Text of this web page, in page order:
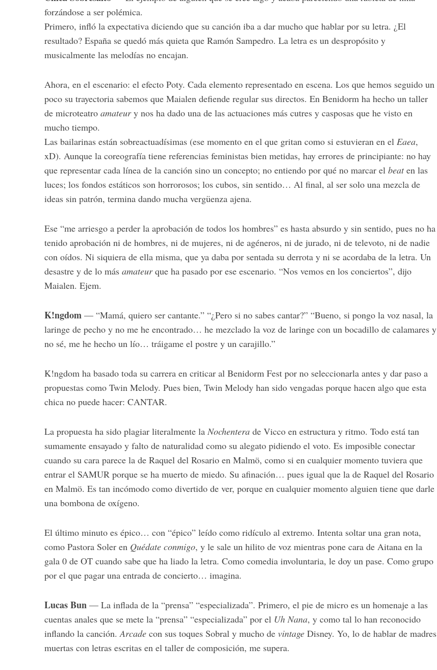
forzándose a ser polémica.
Primero, infló la expectativa diciendo que su canción iba a dar mucho que hablar por su letra. ¿El
resultado? España se quedó más quieta que Ramón Sampedro. La letra es un despropósito y
musicalmente las melodías no encajan.
Ahora, en el escenario: el efecto Poty. Cada elemento representado en escena. Los que hemos seguido un
poco su trayectoria sabemos que Maialen defiende regular sus directos. En Benidorm ha hecho un taller
de microteatro amateury nos ha dado una de las actuaciones más cutres y casposas que he visto en
mucho tiempo.
Las bailarinas están sobreactuadísimas (ese momento en el que gritan como si estuvieran en el Eaea,
xD). Aunque la coreografía tiene referencias feministas bien metidas, hay errores de principiante: no hay
que representar cada línea de la canción sino un concepto; no entiendo por qué no marcar el beaten las
luces; los fondos estáticos son horrorosos; los cubos, sin sentido… Al final, al ser solo una mezcla de
ideas sin patrón, termina dando mucha vergüenza ajena.
Ese “me arriesgo a perder la aprobación de todos los hombres” es hasta absurdo y sin sentido, pues no ha
tenido aprobación ni de hombres, ni de mujeres, ni de agéneros, ni de jurado, ni de televoto, ni de nadie
con oídos. Ni siquiera de ella misma, que ya daba por sentada su derrota y ni se acordaba de la letra. Un
desastre y de lo más amateurque ha pasado por ese escenario. “Nos vemos en los conciertos”, dijo
Maialen. Ejem.
K!ngdom — “Mamá, quiero ser cantante.” “¿Pero si no sabes cantar?” “Bueno, si pongo la voz nasal, la
laringe de pecho y no me he encontrado… he mezclado la voz de laringe con un bocadillo de calamares y
no sé, me he hecho un lío… tráigame el postre y un carajillo.”
K!ngdom ha basado toda su carrera en criticar al Benidorm Fest por no seleccionarla antes y dar paso a
propuestas como Twin Melody. Pues bien, Twin Melody han sido vengadas porque hacen algo que esta
chica no puede hacer: CANTAR.
La propuesta ha sido plagiar literalmente la Nochentera de Vicco en estructura y ritmo. Todo está tan
sumamente ensayado y falto de naturalidad como su alegato pidiendo el voto. Es imposible conectar
cuando su cara parece la de Raquel del Rosario en Malmö, como si en cualquier momento tuviera que
entrar el SAMUR porque se ha muerto de miedo. Su afinación… pues igual que la de Raquel del Rosario
en Malmö. Es tan incómodo como divertido de ver, porque en cualquier momento alguien tiene que darle
una bombona de oxígeno.
El último minuto es épico… con “épico” leído como ridículo al extremo. Intenta soltar una gran nota,
como Pastora Soler en Quédate conmigo, y le sale un hilito de voz mientras pone cara de Aitana en la
gala 0 de OT cuando sabe que ha liado la letra. Como comedia involuntaria, le doy un pase. Como grupo
por el que pagar una entrada de concierto… imagina.
Lucas Bun — La inflada de la “prensa” “especializada”. Primero, el pie de micro es un homenaje a las
cuentas anales que se mete la “prensa” “especializada” por el Uh Nana, y como tal lo han reconocido
inflando la canción.Arcade con sus toques Sobral y mucho de vintage Disney. Yo, lo de hablar de madres
muertas con letras escritas en el taller de composición, me supera.